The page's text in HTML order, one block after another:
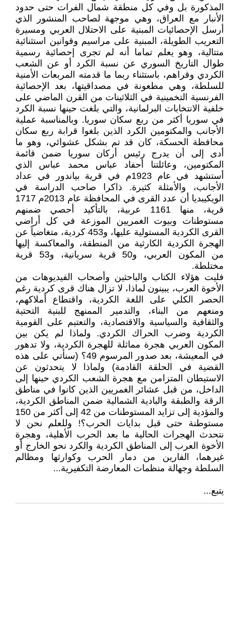
المذكورة بل وفي كل منطقة شمال الفرات حتى حدود
الأنبار مع العراق، وهي موجهة لصاحب المنشور الذي
أرسل الإحصائيات المبنية على الاحتلال العربي ومسيرة
التعريب الطويلة، المبنية على مراسيم وقوانين استثنائية
متتالية، وهو يعلم تماما أنه لم تجرى إحصائية رسمية
طوال التاريخ السوري عن نسبة الكرد أو عن الشعب
الكردي وقراهم، باستثناء ربما ما قدمته المربعات الأمنية
للسلطة، وهي مطعونة في مصداقيتها، بعد الإحصائية
الفرنسية التخمينية في الثلاثينات من القرن الماضي على
خلفية الانتخابات البرلمانية، والتي بلغت حينها نسبة الكرد
في سوريا أكثر من ربع سكان سوريا. وبالمناسبة عملية
الأجانب والمكتومين الكرد الذين بلغوا قرابة ربع سكان
محافظة الحسكة، كان قد تم بشكل عشوائي، وهو ما
أدى إلى أن يدرج رئيس أركان سوريا ضمن قائمة
المكتومين، وعائلتنا أحفاد عباس محمد عباس الذي
أستشهد في عام 1923م في قرية بياندور في عداد
الأجانب، والأمثلة كثيرة. ذاكرا صاحب الدراسة في
الويكيبديا أن عدد القرى في المحافظة عام 2013م 1717
قرية، منها 1161 عربية، بالتأكيد أحصي ضمنهم
مستوطنات وبيوت الغمريين الموزعة في كل أراضي
القرى الكردية المستولية عليها، و453 كردية، متغاضياً عن
الهجرة الكردية الكارثية من المنطقة، والمعاكسة إليها
من المكون العربي، و50 قرية سريانية، و53 قرية
مختلطة.
فليت هؤلاء الكتاب والباحثين وأصحاب الفيديوهات من
الأخوة العرب، يبينون لماذا، لا تزال هناك قرى كردية رغم
الحصر الكلي على اللغة الكردية، واقتطاع أملاكهم،
ومنعهم من البناء، والتدمير الممنهج للبنية التحتية
والثقافية والسياسية والاقتصادية، والتعتيم على القومية
الكردية وضرب الحراك الكردي. ولماذا لم يكن بين
المكون العربي هجرة مماثلة للهجرة الكردية، ولا تدهور
في المعيشة، بعد صدور المرسوم 49؟ (سنأتي على هذه
القضية في الحلقة القادمة) ولماذا لا يتحدثون عن
الاستيطان المتزامن مع هجرة الشعب الكردي حينها إلى
الداخل، من قبل عشائر الغمريين الذين كانوا في مناطق
الرقة والطبقة والبادية الشمالية ضمن المناطق الكردية،
والمؤدية إلى تزايد المستوطنات من 42 إلى أكثر من 150
مستوطنة حتى قبل بدايات الحرب؟! وللعلم نحن لا
نتحدث الهجرات الحالية ما بعد الحرب الأهلية، وهجرة
الأخوة العرب إلى المناطق الكردية والكرد نحو الخارج أو
غيرهما، الفارين من دمار الحرب وكوارثها ومظالم
السلطة وجهالة منظمات المعارضة التكفيرية...
يتبع...